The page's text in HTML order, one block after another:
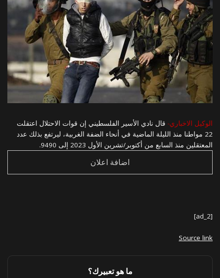
الوكيل الاخباري- قال نادي الأسير الفلسطيني إن قوات الاحتلال اعتقلت
22 مواطنا منذ الليلة الماضية في أنحاء الضفة الغربية، ليرتفع بذلك عدد
المعتقلين منذ السابع من أكتوبر/تشرين الأول 2023 إلى 9490.
اضافة اعلان
[ad_2]
Source link
ما هو تعبيرك؟